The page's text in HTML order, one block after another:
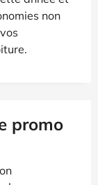
non
promo